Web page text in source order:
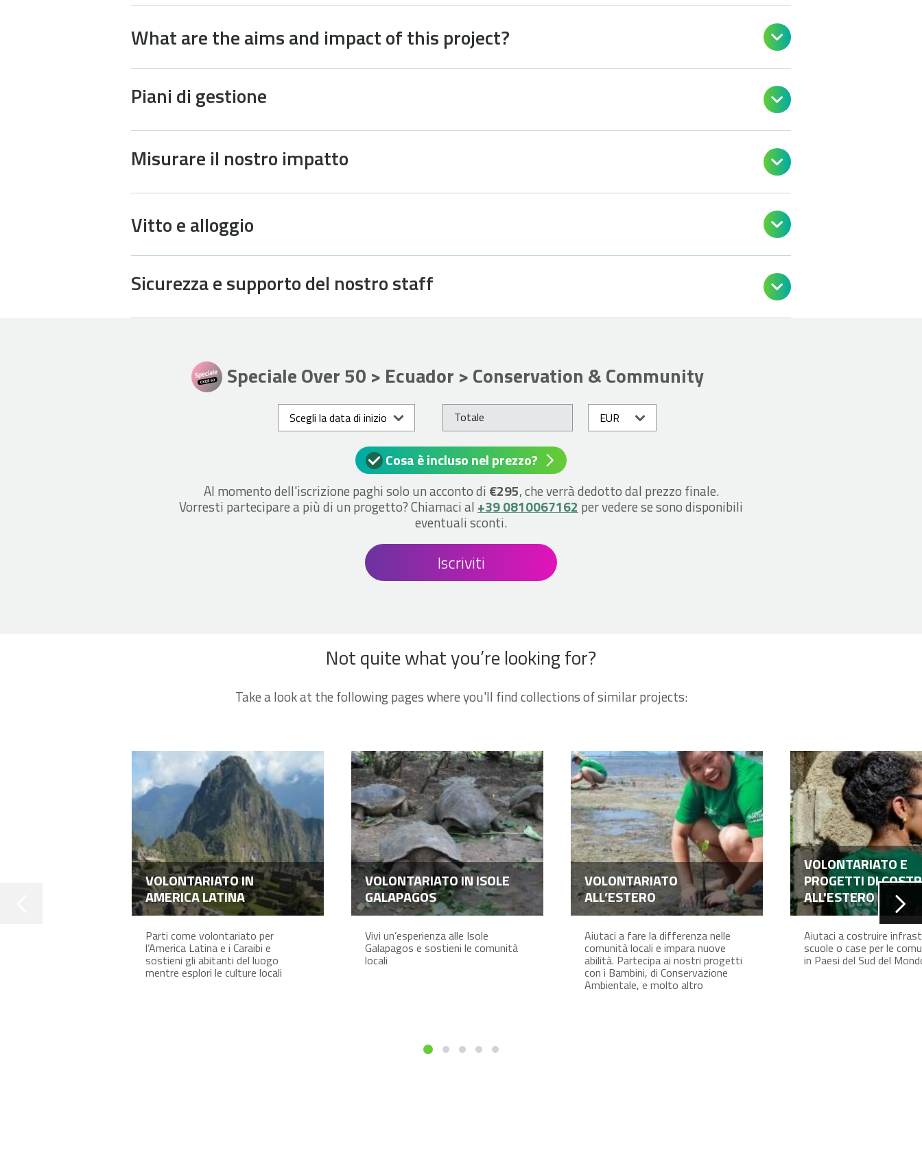
What are the aims and impact of this project? 
Piani di gestione 
Misurare il nostro impatto 
Vitto e alloggio 
Sicurezza e supporto del nostro staff 
Speciale Over 50 > Ecuador > Conservation & Community
Scegli la data di inizio Totale
Cosa è incluso nel prezzo?
Al momento dell'iscrizione paghi solo un acconto di €295, che verrà dedotto dal prezzo finale.
Vorresti partecipare a più di un progetto? Chiamaci al +39 0810067162 per vedere se sono disponibili
eventuali sconti.
Iscriviti
Not quite what you’re looking for?
Take a look at the following pages where you'll find collections of similar projects:
VOLONTARIATO IN
AMERICA LATINA
Parti come volontariato per
l’America Latina e i Caraibi e
sostieni gli abitanti del luogo
mentre esplori le culture locali
VOLONTARIATO IN ISOLE
GALAPAGOS
Vivi un’esperienza alle Isole
Galapagos e sostieni le comunità
locali
VOLONTARIATO
ALL’ESTERO
Aiutaci a fare la differenza nelle
comunità locali e impara nuove
abilità. Partecipa ai nostri progetti
con i Bambini, di Conservazione
Ambientale, e molto altro
VOLONTARIATO E
PROGETTI DI
ALL'ESTERO
Aiutaci a costruire
scuole o case per le
in Paesi del Sud del